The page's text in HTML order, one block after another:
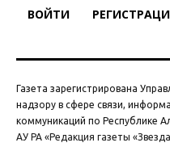
ВОЙТИ
Газета зарегистрирована
надзору в сфере связи,
коммуникаций по Республике
АУ РА «Редакция газеты